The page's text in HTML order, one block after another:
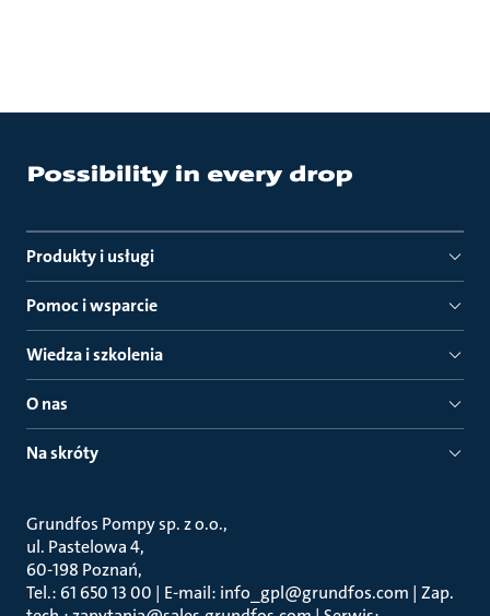
Produkty i usługi
Pomoc i wsparcie
Wiedza i szkolenia
O nas
Na skróty
Grundfos Pompy sp. z o.o.
ul. Pastelowa 4
60-198 Poznań
Tel.: 61 650 13 00 | E-mail: info_gpl@grundfos.com | Zap.